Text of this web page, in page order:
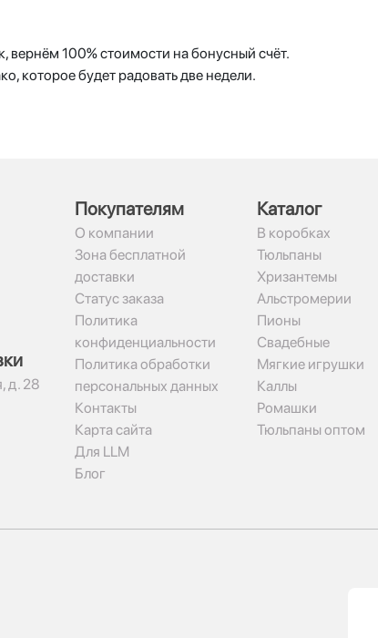
вернём 100% стоимости на бонусный счёт.
которое будет радовать две недели.
д. 28
Покупателям
О компании
Зона бесплатной
доставки
Статус заказа
Политика
конфиденциальности
Политика обработки
персональных данных
Контакты
Карта сайта
Для LLM
Блог
Каталог
В коробках
Тюльпаны
Хризантемы
Альстромерии
Пионы
Свадебные
Мягкие игрушки
Каллы
Ромашки
Тюльпаны оптом